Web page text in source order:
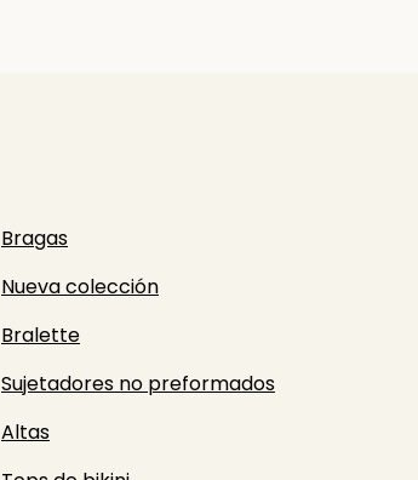
Bragas
Nueva colección
Bralette
Sujetadores no preformados
Altas